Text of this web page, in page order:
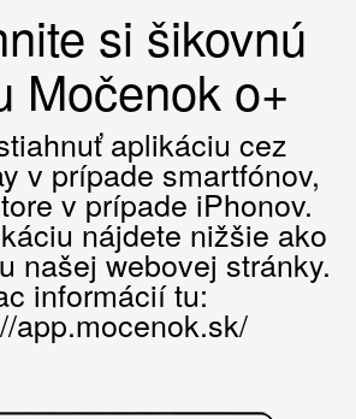
si šikovnú
Močenok o+
aplikáciu cez
v prípade smartfónov,
v prípade iPhonov.
nájdete nižšie ako
našej webovej stránky.
informácií tu:
app.mocenok.sk/